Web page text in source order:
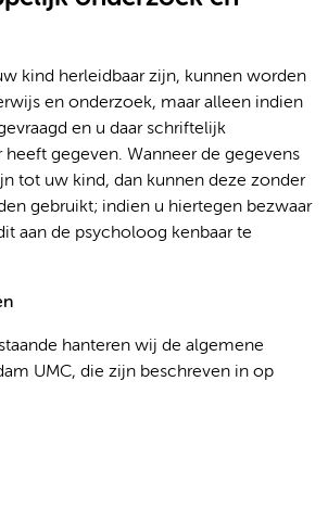
kind herleidbaar zijn, kunnen worden
en onderzoek, maar alleen indien
en u daar schriftelijk
gegeven. Wanneer de gegevens
tot uw kind, dan kunnen deze zonder
gebruikt; indien u hiertegen bezwaar
aan de psycholoog kenbaar te
hanteren wij de algemene
UMC, die zijn beschreven in op